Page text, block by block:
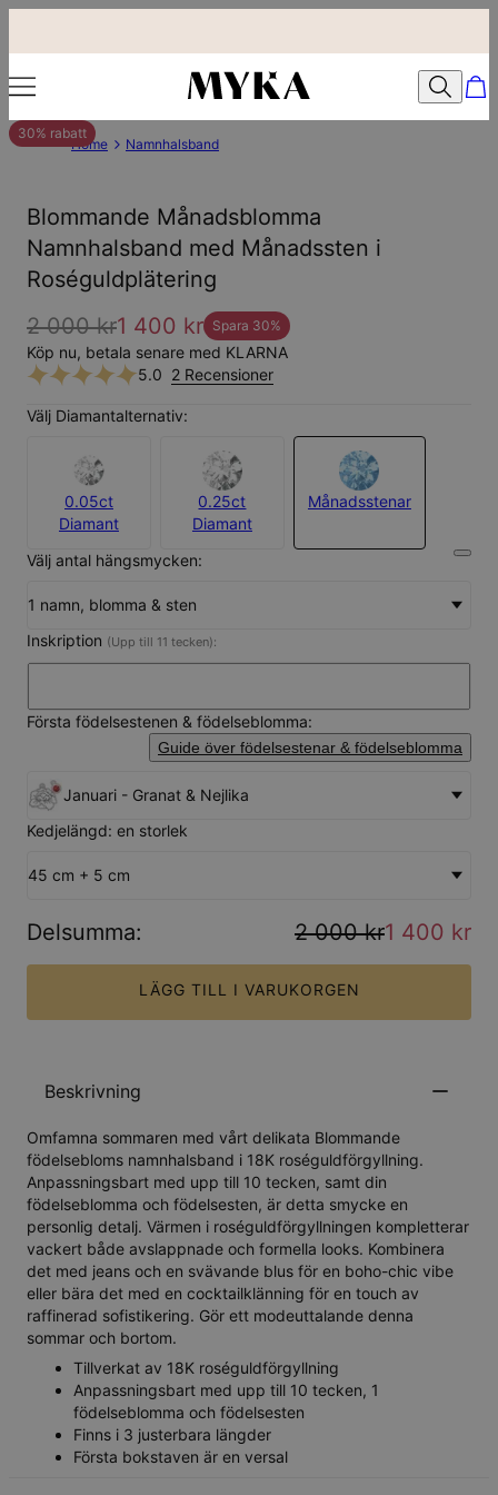
30% rabatt
Home Namnhalsband
Blommande Månadsblomma
Namnhalsband med Månadssten i
Roséguldplätering
2 000 kr1 400 kr Spara 30%
Köp nu, betala senare med KLARNA
5.0 2 Recensioner
Välj Diamantalternativ:
0.05ct
Diamant
0.25ct
Diamant
Månadsstenar
Välj antal hängsmycken:
1 namn, blomma & sten
Inskription (Upp till 11 tecken):
Första födelsestenen & födelseblomma:
Guide över födelsestenar & födelseblomma
Januari - Granat & Nejlika
Kedjelängd: en storlek
45 cm + 5 cm
Delsumma: 2 000 kr1 400 kr
LÄGG TILL I VARUKORGEN
Beskrivning
Omfamna sommaren med vårt delikata Blommande
födelsebloms namnhalsband i 18K roséguldförgyllning.
Anpassningsbart med upp till 10 tecken, samt din
födelseblomma och födelsesten, är detta smycke en
personlig detalj. Värmen i roséguldförgyllningen kompletterar
vackert både avslappnade och formella looks. Kombinera
det med jeans och en svävande blus för en boho-chic vibe
eller bära det med en cocktailklänning för en touch av
raffinerad sofistikering. Gör ett modeuttalande denna
sommar och bortom.
Tillverkat av 18K roséguldförgyllning
Anpassningsbart med upp till 10 tecken, 1
födelseblomma och födelsesten
Finns i 3 justerbara längder
Första bokstaven är en versal